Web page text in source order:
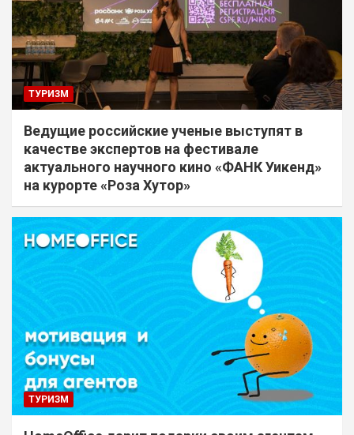
ТУРИЗМ
Ведущие российские ученые выступят в
качестве экспертов на фестивале
актуального научного кино «ФАНК Уикенд»
на курорте «Роза Хутор»
ТУРИЗМ